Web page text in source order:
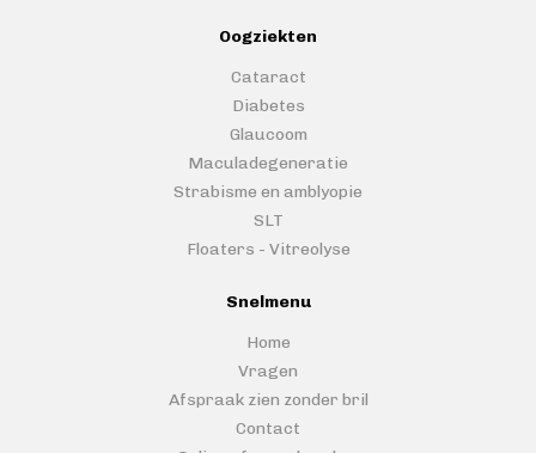
Oogziekten
Cataract
Diabetes
Glaucoom
Maculadegeneratie
Strabisme en amblyopie
SLT
Floaters - Vitreolyse
Snelmenu
Home
Vragen
Afspraak zien zonder bril
Contact